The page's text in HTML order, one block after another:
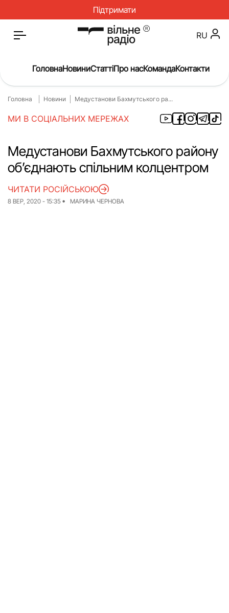
Підтримати
Головна
Новини
Окупація
Про нас
Війна
Гроші
Освіта
Інструкції
ЖКГ
RU
ГоловнаНовиниСтаттіПро насКомандаКонтакти
Головна Новини Медустанови Бахмутського ра...
МИ В СОЦІАЛЬНИХ МЕРЕЖАХ
Медустанови Бахмутського району
об’єднають спільним колцентром
8 ВЕР, 2020 - 15:35 МАРИНА ЧЕРНОВА
ЧИТАТИ РОСІЙСЬКОЮ